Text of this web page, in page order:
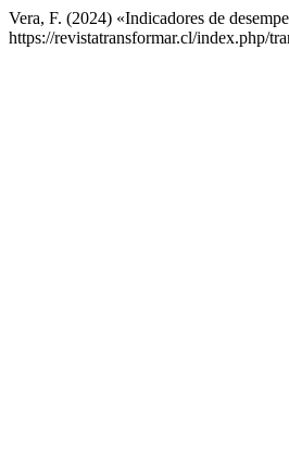
Vera, F. (2024) «Indicadores de
https://revistatransformar.cl/index.php/